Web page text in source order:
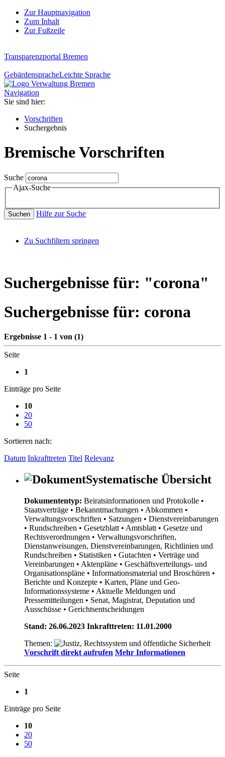
Zur Hauptnavigation
Zum Inhalt
Zur Fußzeile
Transparenzportal Bremen
GebärdenspracheLeichte Sprache
Navigation
Sie sind hier:
Vorschriften
Suchergebnis
Bremische Vorschriften
Suche
Ajax-Suche
Suchen Hilfe zur Suche
Zu Suchfiltern springen
Suchergebnisse für: "corona"
Suchergebnisse für: corona
Ergebnisse 1 - 1 von (1)
Seite
1
Einträge pro Seite
10
20
50
Sortieren nach:
Datum Inkrafttreten Titel Relevanz
Systematische Übersicht
Dokumententyp: Beiratsinformationen und Protokolle •
Staatsverträge • Bekanntmachungen • Abkommen •
Verwaltungsvorschriften • Satzungen • Dienstvereinbarungen
• Rundschreiben • Gesetzblatt • Amtsblatt • Gesetze und
Rechtsverordnungen • Verwaltungsvorschriften,
Dienstanweisungen, Dienstvereinbarungen, Richtlinien und
Rundschreiben • Statistiken • Gutachten • Verträge und
Vereinbarungen • Aktenpläne • Geschäftsverteilungs- und
Organisationspläne • Informationsmaterial und Broschüren •
Berichte und Konzepte • Karten, Pläne und Geo-
Informationssysteme • Aktuelle Meldungen und
Pressemitteilungen • Senat, Magistrat, Deputation und
Ausschüsse • Gerichtsentscheidungen
Stand: 26.06.2023 Inkrafttreten: 11.01.2000
Themen:
Vorschrift direkt aufrufen Mehr Informationen
Seite
1
Einträge pro Seite
10
20
50